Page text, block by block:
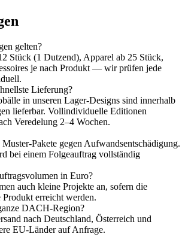
gelten?
Stück (1 Dutzend), Apparel ab 25 Stück,
je nach Produkt — wir prüfen jede
Lieferung?
in unseren Lager-Designs sind innerhalb
lieferbar. Vollindividuelle Editionen
Veredelung 2–4 Wochen.
Pakete gegen Aufwandsentschädigung.
bei einem Folgeauftrag vollständig
in Euro?
auch kleine Projekte an, sofern die
Produkt erreicht werden.
DACH-Region?
nach Deutschland, Österreich und
EU-Länder auf Anfrage.